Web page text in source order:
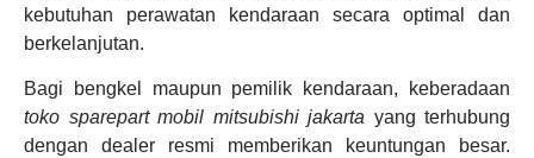
kebutuhan perawatan kendaraan secara optimal dan
berkelanjutan.
Bagi bengkel maupun pemilik kendaraan, keberadaan
toko sparepart mobil mitsubishi jakarta yang terhubung
dengan dealer resmi memberikan keuntungan besar.